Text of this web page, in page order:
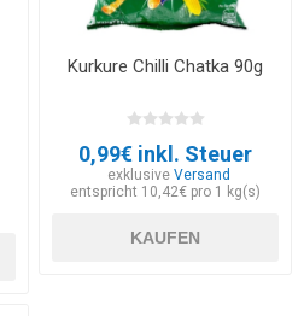
Kurkure Chilli Chatka 90g
0,99€ inkl. Steuer
exklusive Versand
entspricht 10,42€ pro 1 kg(s)
KAUFEN